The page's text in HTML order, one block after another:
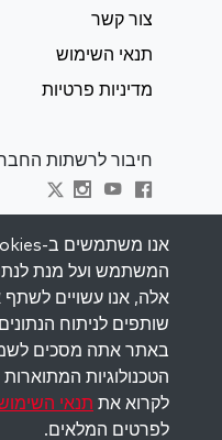
צור קשר
תנאי השימוש
מדיניות פרטיות
חיבור לרשתות
השאר מעודכן
הירשם לרשימת
שבועית למייל שלך.
הירשם
המשתמש ועל מנת
אלה, אנו עשויים
שותפים לניתוח
באתר אתה מסכים
הטכנולוגיות המתוארות
לקרוא את תנאי
לפרטים המלאים.